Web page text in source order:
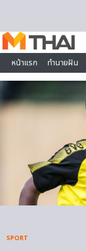
หน้าแรก
ทำนายฝัน
ไลฟ์สไตล์
SPORT